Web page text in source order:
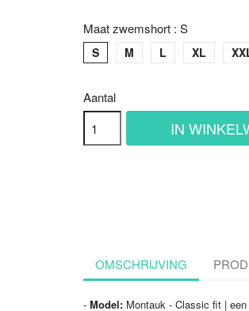
Maat zwemshort : S
S M L XL
Aantal
IN
OMSCHRIJVING
- Model: Montauk - Classic fit | een